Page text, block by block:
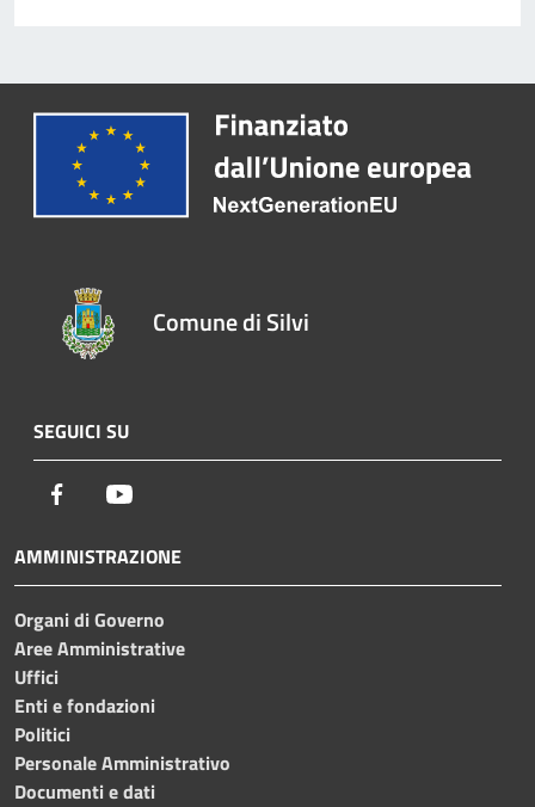
Comune di Silvi
SEGUICI SU
Facebook
AMMINISTRAZIONE
Organi di Governo
Aree Amministrative
Uffici
Enti e fondazioni
Politici
Personale Amministrativo
Documenti e dati